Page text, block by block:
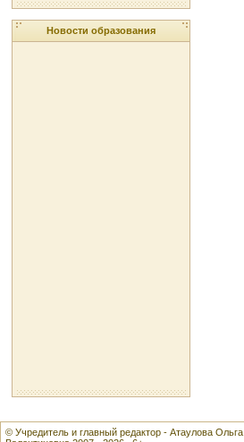
Новости образования
© Учредитель и главный редактор - Атаулова Ольга